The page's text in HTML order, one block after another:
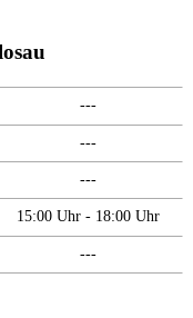
---
---
---
15:00 Uhr - 18:00 Uhr
---